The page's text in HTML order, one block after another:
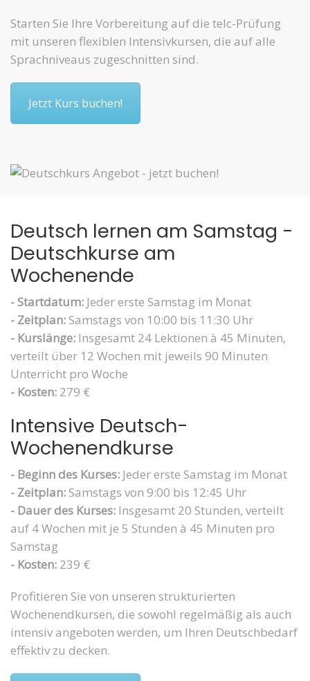
Starten Sie Ihre Vorbereitung auf die telc-Prüfung
mit unseren flexiblen Intensivkursen, die auf alle
Sprachniveaus zugeschnitten sind.
Jetzt Kurs buchen!
Deutsch lernen am Samstag -
Deutschkurse am
Wochenende
- Startdatum: Jeder erste Samstag im Monat
- Zeitplan: Samstags von 10:00 bis 11:30 Uhr
- Kurslänge: Insgesamt 24 Lektionen à 45 Minuten,
verteilt über 12 Wochen mit jeweils 90 Minuten
Unterricht pro Woche
- Kosten: 279 €
Intensive Deutsch-
Wochenendkurse
- Beginn des Kurses: Jeder erste Samstag im Monat
- Zeitplan: Samstags von 9:00 bis 12:45 Uhr
- Dauer des Kurses: Insgesamt 20 Stunden, verteilt
auf 4 Wochen mit je 5 Stunden à 45 Minuten pro
Samstag
- Kosten: 239 €
Profitieren Sie von unseren strukturierten
Wochenendkursen, die sowohl regelmäßig als auch
intensiv angeboten werden, um Ihren Deutschbedarf
effektiv zu decken.